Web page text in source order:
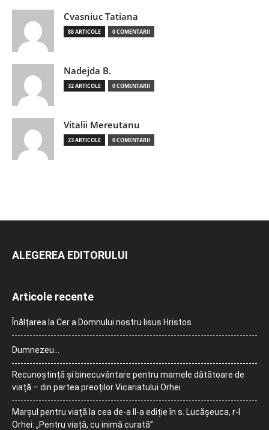
Cvasniuc Tatiana
88 ARTICOLE 0 COMENTARII
Nadejda B.
32 ARTICOLE 0 COMENTARII
Vitalii Mereutanu
23 ARTICOLE 0 COMENTARII
ALEGEREA EDITORULUI
Articole recente
Înălțarea la Cer a Domnului nostru Iisus Hristos
Dumnezeu…
Recunoștință și binecuvântare pentru mamele dătătoare de
viață – din partea preoților Vicariatului Orhei
Marșul pentru viață la cea de-a II-a ediție în s. Lucășeuca, r-l
Orhei: „Pentru viață, cu inimă curată”